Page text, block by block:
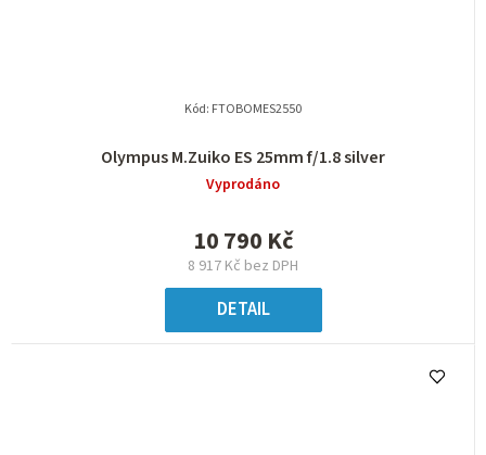
Olympus M.Zuiko ES 25mm f/1.8 silver
Vyprodáno
8 917 Kč bez DPH
10 790 Kč
DETAIL
Kód: FTOBOMES2550